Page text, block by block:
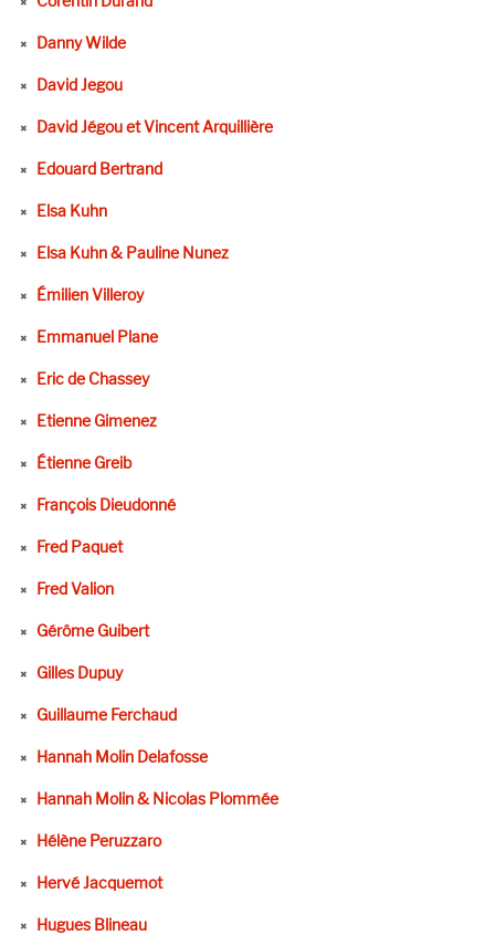
Danny Wilde
David Jegou
David Jégou et Vincent Arquillière
Edouard Bertrand
Elsa Kuhn
Elsa Kuhn & Pauline Nunez
Émilien Villeroy
Emmanuel Plane
Eric de Chassey
Etienne Gimenez
Étienne Greib
François Dieudonné
Fred Paquet
Fred Valion
Gérôme Guibert
Gilles Dupuy
Guillaume Ferchaud
Hannah Molin Delafosse
Hannah Molin & Nicolas Plommée
Hélène Peruzzaro
Hervé Jacquemot
Hugues Blineau